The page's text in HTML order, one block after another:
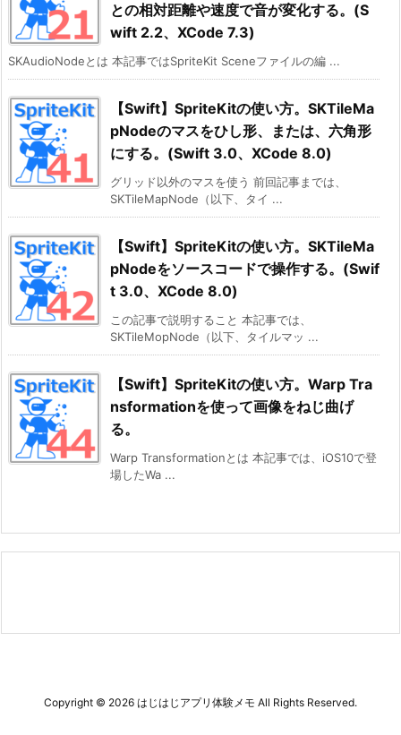
との相対距離や速度で音が変化する。(S
wift 2.2、XCode 7.3)
SKAudioNodeとは 本記事ではSpriteKit Sceneファイルの編 ...
【Swift】SpriteKitの使い方。SKTileMa
pNodeのマスをひし形、または、六角形
にする。(Swift 3.0、XCode 8.0)
グリッド以外のマスを使う 前回記事までは、
SKTileMapNode（以下、タイ ...
【Swift】SpriteKitの使い方。SKTileMa
pNodeをソースコードで操作する。(Swif
t 3.0、XCode 8.0)
この記事で説明すること 本記事では、
SKTileMopNode（以下、タイルマッ ...
【Swift】SpriteKitの使い方。Warp Tra
nsformationを使って画像をねじ曲げ
る。
Warp Transformationとは 本記事では、iOS10で登
場したWa ...
Copyright © 2026 はじはじアプリ体験メモ All Rights Reserved.